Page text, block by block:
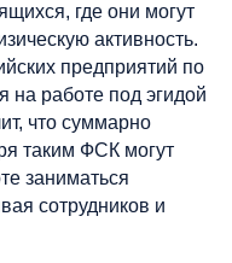
где они могут
активность.
предприятий по
на работе под эгидой
что суммарно
таким ФСК могут
заниматься
сотрудников и